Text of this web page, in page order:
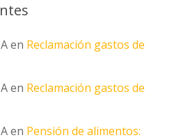
en Reclamación gastos de
en Reclamación gastos de
en Pensión de alimentos: